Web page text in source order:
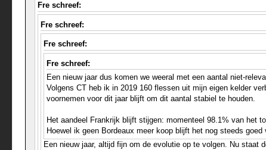
Fre schreef:
Fre schreef:
Fre schreef:
Fre schreef:
Een nieuw jaar dus komen we weeral met een aantal niet-
Volgens CT heb ik in 2019 160 flessen uit mijn eigen kelder
voornemen voor dit jaar blijft om dit aantal stabiel te houden.
Het aandeel Frankrijk blijft stijgen: momenteel 98.1% van het
Hoewel ik geen Bordeaux meer koop blijft het nog steeds
Een nieuw jaar, altijd fijn om de evolutie op te volgen. Nu staat